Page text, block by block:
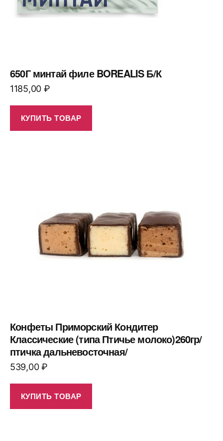
650Г минтай филе BOREALIS Б/К
1185,00 ₽
КУПИТЬ ТОВАР
Конфеты Приморский Кондитер
Классические (типа Птичье молоко)260гр/
птичка дальневосточная/
539,00₽
КУПИТЬ ТОВАР